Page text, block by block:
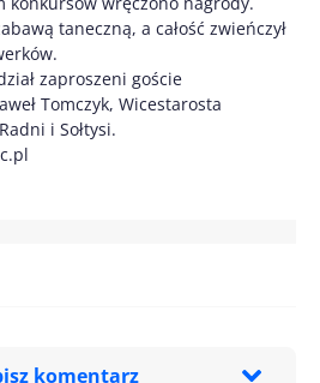
taneczną, a całość zwieńczył
zaproszeni goście
Tomczyk, Wicestarosta
i Sołtysi.
komentarz